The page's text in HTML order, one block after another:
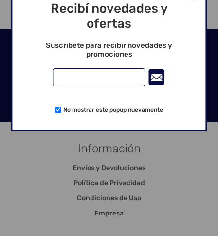
Seguinos en las redes
Información
Envíos y Devoluciones
Política de Privacidad
Condiciones de Uso
Empresa
Recibí novedades y
ofertas
Suscríbete para recibir novedades y
promociones
No mostrar este popup nuevamente